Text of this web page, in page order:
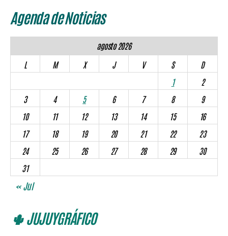
Agenda de Noticias
agosto 2026
L
M X J V S
D
1
2
3
4 5 6 7 8
9
10
11 12 13 14 15
16
17
18 19 20 21 22
23
24
25 26 27 28 29
30
31
« Jul
🌵 JUJUYGRÁFICO